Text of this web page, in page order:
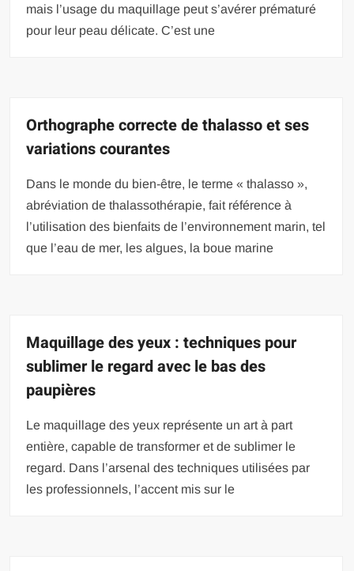
mais l’usage du maquillage peut s’avérer prématuré
pour leur peau délicate. C’est une
Orthographe correcte de thalasso et ses
variations courantes
Dans le monde du bien-être, le terme « thalasso »,
abréviation de thalassothérapie, fait référence à
l’utilisation des bienfaits de l’environnement marin, tel
que l’eau de mer, les algues, la boue marine
Maquillage des yeux : techniques pour
sublimer le regard avec le bas des
paupières
Le maquillage des yeux représente un art à part
entière, capable de transformer et de sublimer le
regard. Dans l’arsenal des techniques utilisées par
les professionnels, l’accent mis sur le